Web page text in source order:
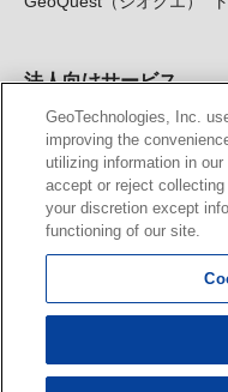
法人向けサービス
法人向け地図・位置情報
図API Windows PC向け
サービス
MAP WORLD+
カーナビ地図更新サー
MapFan スマートメンバー
KENWOOD MapFan Club
GeoTechnologies, Inc.
improving the
utilizing information in
accept or reject
your discretion except
functioning of our site.